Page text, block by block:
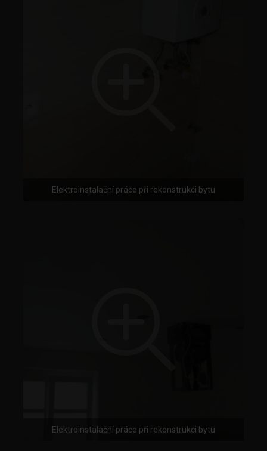
Elektroinstalační práce při rekonstrukci bytu
Elektroinstalační práce při rekonstrukci bytu